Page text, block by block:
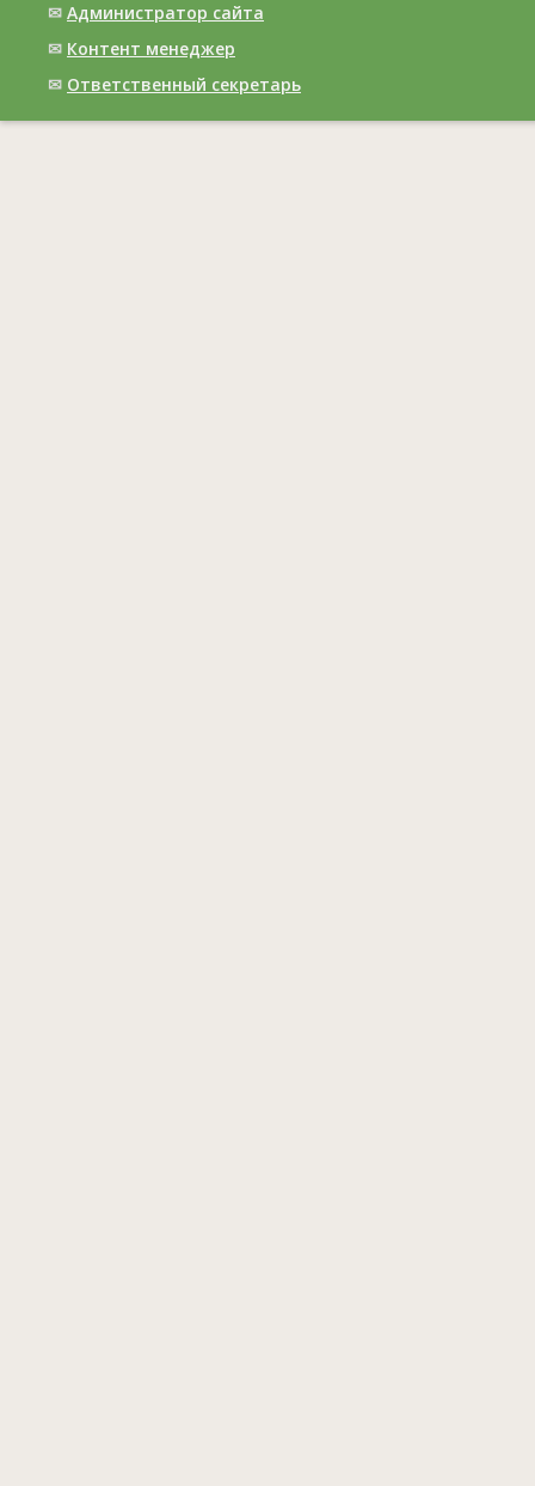
✉ Администратор сайта
✉ Контент менеджер
✉ Ответственный cекретарь